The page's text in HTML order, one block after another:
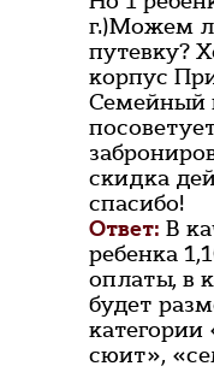
г.)Можем
путевку?
корпус
Семейный
скидка
спасибо!
Ответ: В
ребенка
оплаты, в
будет
сюит»,